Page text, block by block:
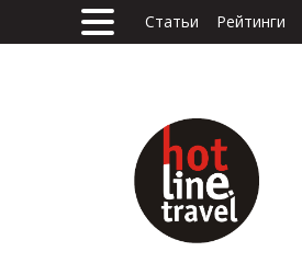
Статьи Рейтинги